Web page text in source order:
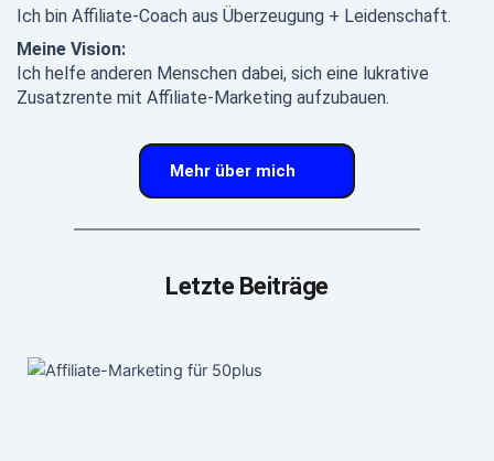
Ich bin Affiliate-Coach aus Überzeugung + Leidenschaft.
Meine Vision:
Ich helfe anderen Menschen dabei, sich eine lukrative
Zusatzrente mit Affiliate-Marketing aufzubauen.
Mehr über mich
Letzte Beiträge